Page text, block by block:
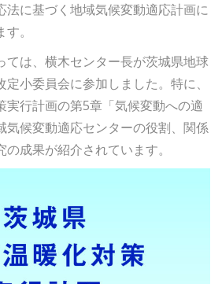
法に基づく地域気候変動適応計画に
。
ては、横木センター長が茨城県地球
小委員会に参加しました。特に、
実行計画の第5章「気候変動への適
気候変動適応センターの役割、関係
成果が紹介されています。